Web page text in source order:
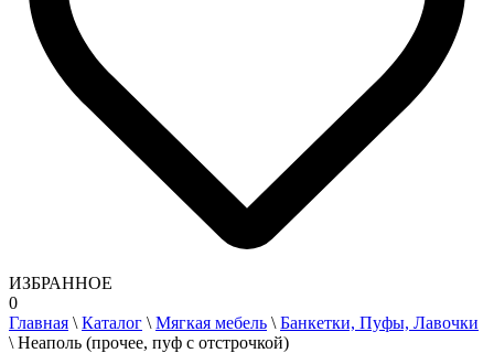
ИЗБРАННОЕ
0
Главная \ Каталог \ Мягкая мебель \ Банкетки, Пуфы, Лавочки
\ Неаполь (прочее, пуф с отстрочкой)